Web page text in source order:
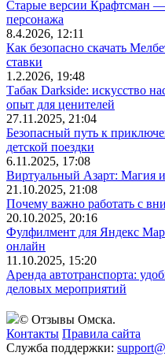
Старые версии Крафтсман
персонажа
8.4.2026, 12:11
Как безопасно скачать
ставки
1.2.2026, 19:48
Табак Darkside: искусство
опыт для ценителей
27.11.2025, 21:04
Безопасный путь к
детской поездки
6.11.2025, 17:08
Виртуальный Азарт: Магия
21.10.2025, 21:08
Почему важно работать с
20.10.2025, 20:16
Фулфилмент для Яндекс
онлайн
11.10.2025, 15:20
Аренда автотранспорта:
деловых мероприятий
© Отзывы Омска.
Контакты Правила сайта
Служба поддержки: